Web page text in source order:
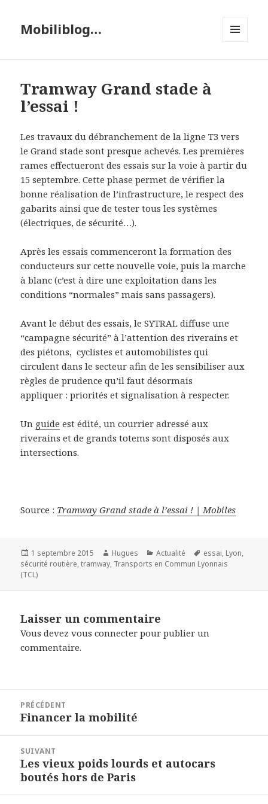
Mobiliblog…
Tramway Grand stade à
l’essai !
Les travaux du débranchement de la ligne T3 vers
le Grand stade sont presque achevés. Les premières
rames effectueront des essais sur la voie à partir du
15 septembre. Cette phase permet de vérifier la
bonne réalisation de l’infrastructure, le respect des
gabarits ainsi que de tester tous les systèmes
(électriques, de sécurité…).
Après les essais commenceront la formation des
conducteurs sur cette nouvelle voie, puis la marche
à blanc (c’est à dire une exploitation dans les
conditions “normales” mais sans passagers).
Avant le début des essais, le SYTRAL diffuse une
“campagne sécurité” à l’attention des riverains et
des piétons, cyclistes et automobilistes qui
circulent dans le secteur afin de les sensibiliser aux
règles de prudence qu’il faut désormais
appliquer : priorités et signalisation à respecter.
Un guide est édité, un courrier adressé aux
riverains et de grands totems sont disposés aux
intersections.
Source : Tramway Grand stade à l’essai ! | Mobiles
Publié
le
1 septembre 2015 Auteur
Hugues Catégories
Actualité
Mots-
clés
essai, Lyon,
sécurité routière,tramway, Transports en Commun Lyonnais
(TCL)
Laisser un commentaire
Vous devezvous connecter pour publier un
commentaire.
l’article
PRÉCÉDENT
Article
Financer la mobilité
SUIVANT
Article
suivant :
Les vieux poids lourds et autocars
boutés hors de Paris